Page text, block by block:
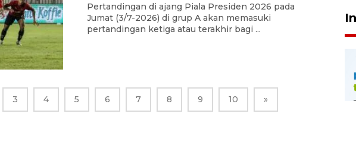
Pertandingan di ajang Piala Presiden 2026 pada
Jumat (3/7-2026) di grup A akan memasuki
pertandingan ketiga atau terakhir bagi ...
3 4 5 6 7 8 9 10 »